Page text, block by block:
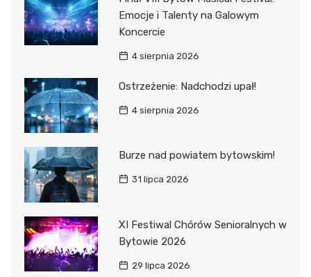
Emocje i Talenty na Galowym
Koncercie
4 sierpnia 2026
Ostrzeżenie: Nadchodzi upał!
4 sierpnia 2026
Burze nad powiatem bytowskim!
31 lipca 2026
XI Festiwal Chórów Senioralnych w
Bytowie 2026
29 lipca 2026